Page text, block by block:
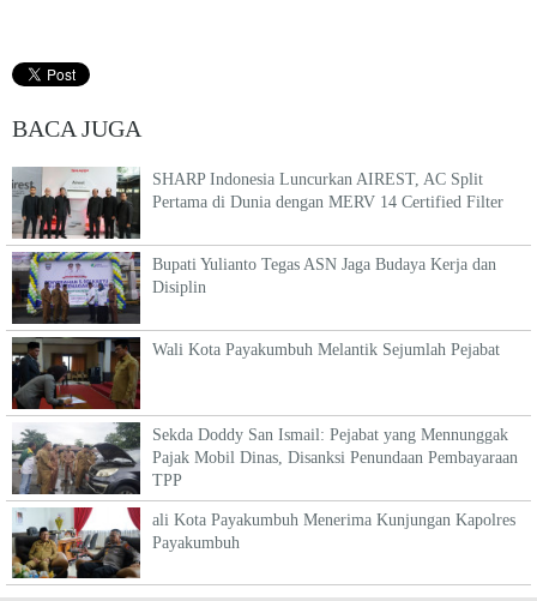
BACA JUGA
SHARP Indonesia Luncurkan AIREST, AC Split
Pertama di Dunia dengan MERV 14 Certified Filter
Bupati Yulianto Tegas ASN Jaga Budaya Kerja dan
Disiplin
Wali Kota Payakumbuh Melantik Sejumlah Pejabat
Sekda Doddy San Ismail: Pejabat yang Mennunggak
Pajak Mobil Dinas, Disanksi Penundaan Pembayaraan
TPP
ali Kota Payakumbuh Menerima Kunjungan Kapolres
Payakumbuh